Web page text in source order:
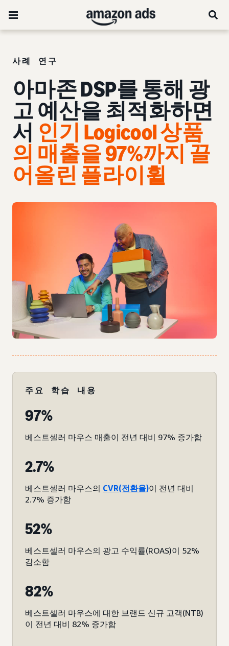
사례 연구
아마존 DSP를 통해 광
고 예산을 최적화하면
서 인기 Logicool 상품
의 매출을 97%까지 끌
어올린 플라이휠
주요 학습 내용
97%
베스트셀러 마우스 매출이 전년 대비 97% 증가함
2.7%
베스트셀러 마우스의 CVR(전환율)이 전년 대비
2.7% 증가함
52%
베스트셀러 마우스의 광고 수익률(ROAS)이 52%
감소함
82%
베스트셀러 마우스에 대한 브랜드 신규 고객(NTB)
이 전년 대비 82% 증가함